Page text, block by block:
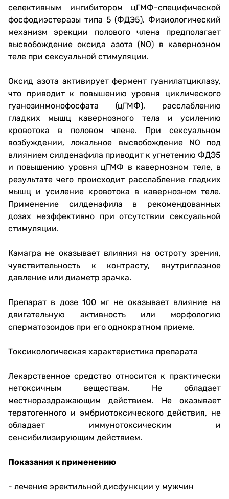
селективным ингибитором цГМФ-специфической
фосфодиэстеразы типа 5 (ФДЭ5). Физиологический
механизм эрекции полового члена предполагает
высвобождение оксида азота (NO) в кавернозном
теле при сексуальной стимуляции.
Оксид азота активирует фермент гуанилатциклазу,
что приводит к повышению уровня циклического
гуанозинмонофосфата (цГМФ), расслаблению
гладких мышц кавернозного тела и усилению
кровотока в половом члене. При сексуальном
возбуждении, локальное высвобождение NO под
влиянием силденафила приводит к угнетению ФДЭ5
и повышению уровня цГМФ в кавернозном теле, в
результате чего происходит расслабление гладких
мышц и усиление кровотока в кавернозном теле.
Применение силденафила в рекомендованных
дозах неэффективно при отсутствии сексуальной
стимуляции.
Камагра не оказывает влияния на остроту зрения,
чувствительность к контрасту, внутриглазное
давление или диаметр зрачка.
Препарат в дозе 100 мг не оказывает влияние на
двигательную активность или морфологию
сперматозоидов при его однократном приеме.
Токсикологическая характеристика препарата
Лекарственное средство относится к практически
нетоксичным веществам. Не обладает
местнораздражающим действием. Не оказывает
тератогенного и эмбриотоксического действия, не
обладает иммунотоксическим и
сенсибилизирующим действием.
Показания к применению
- лечение эректильной дисфункции у мужчин